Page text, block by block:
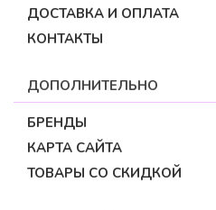
ДОСТАВКА И ОПЛАТА
КОНТАКТЫ
ДОПОЛНИТЕЛЬНО
БРЕНДЫ
КАРТА САЙТА
ТОВАРЫ СО СКИДКОЙ